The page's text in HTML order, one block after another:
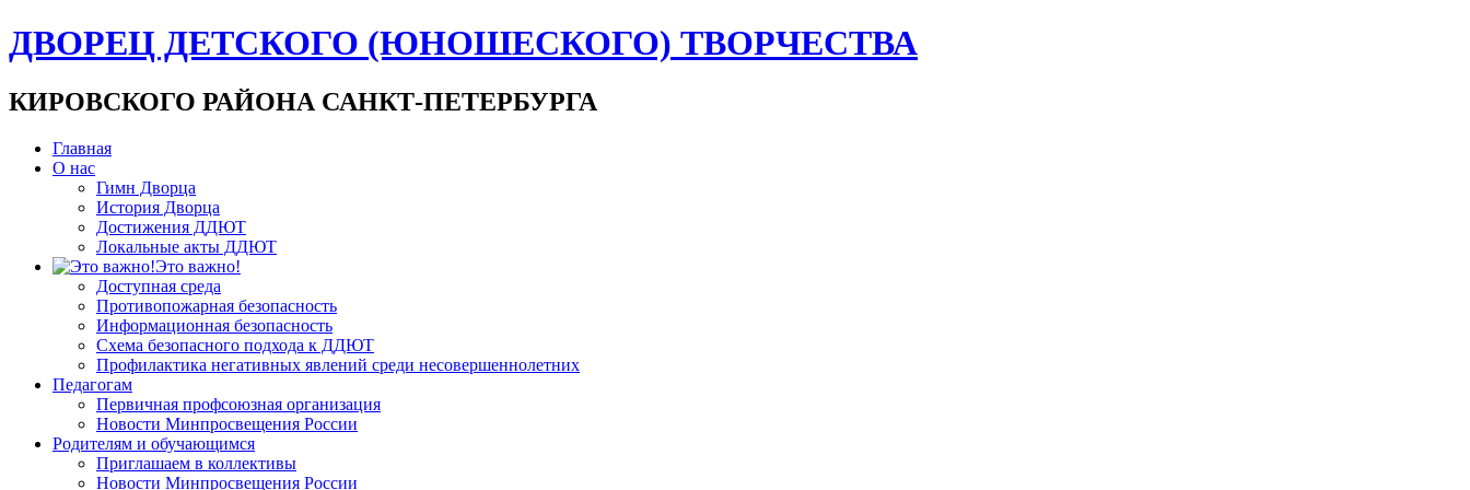
ДВОРЕЦ ДЕТСКОГО (ЮНОШЕСКОГО) ТВОРЧЕСТВА
КИРОВСКОГО РАЙОНА САНКТ-ПЕТЕРБУРГА
Главная
О нас
Гимн Дворца
История Дворца
Достижения ДДЮТ
Локальные акты ДДЮТ
Это важно!
Доступная среда
Противопожарная безопасность
Информационная безопасность
Схема безопасного подхода к ДДЮТ
Профилактика негативных явлений среди несовершеннолетних
Педагогам
Первичная профсоюзная организация
Новости Минпросвещения России
Родителям и обучающимся
Приглашаем в коллективы
Новости Минпросвещения России